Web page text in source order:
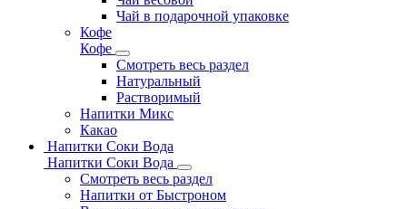
Чай в подарочной упаковке
Кофе
Кофе
Смотреть весь раздел
Натуральный
Растворимый
Напитки Микс
Какао
Напитки Соки Вода
Напитки Соки Вода
Смотреть весь раздел
Напитки от Быстроном